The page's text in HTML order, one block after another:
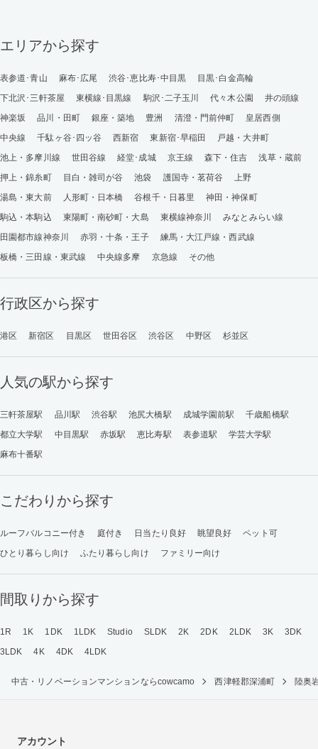
エリアから探す
表参道･青山 麻布･広尾 渋谷･恵比寿･中目黒
目黒･白金高輪
下北沢･三軒茶屋
東横線･目黒線 駒沢･二子玉川 代々木公園
井の頭線
神楽坂
品川・田町 銀座・築地 豊洲 清澄・門前仲町
皇居西側
中央線
千駄ヶ谷･四ッ谷 西新宿 東新宿･早稲田
戸越・大井町
池上・多摩川線
世田谷線 経堂･成城 京王線 森下・住吉
浅草・蔵前
押上・錦糸町
目白・雑司が谷 池袋 護国寺・茗荷谷
上野
湯島・東大前
人形町・日本橋 谷根千・日暮里
神田・神保町
駒込・本駒込
東陽町・南砂町・大島 東横線神奈川
みなとみらい線
田園都市線神奈川
赤羽・十条・王子
練馬・大江戸線・西武線
板橋・三田線・東武線
中央線多摩 京急線 その他
行政区から探す
港区 新宿区 目黒区 世田谷区 渋谷区 中野区 杉並区
人気の駅から探す
三軒茶屋駅 品川駅 渋谷駅 池尻大橋駅 成城学園前駅
千歳船橋駅
都立大学駅
中目黒駅 赤坂駅 恵比寿駅 表参道駅
学芸大学駅
麻布十番駅
こだわりから探す
ルーフバルコニー付き 庭付き 日当たり良好 眺望良好
ペット可
ひとり暮らし向け
ふたり暮らし向け ファミリー向け
間取りから探す
1R 1K 1DK 1LDK Studio SLDK 2K 2DK 2LDK 3K
3DK
3LDK
4K 4DK 4LDK
中古・リノベーションマンションならcowcamo 西津軽郡深浦町 陸奥
アカウント